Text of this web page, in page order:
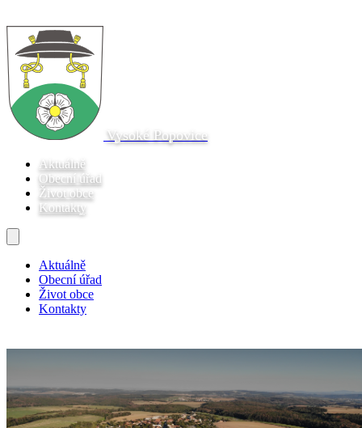
Vysoké Popovice
Aktuálně
Obecní úřad
Život obce
Kontakty
Aktuálně
Obecní úřad
Život obce
Kontakty